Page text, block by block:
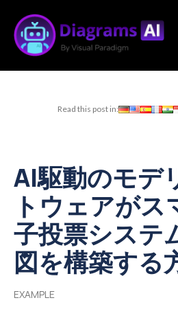
Read this post in:
AI駆動のモデ
トウェアが
子投票システ
図を構築する
EXAMPLE